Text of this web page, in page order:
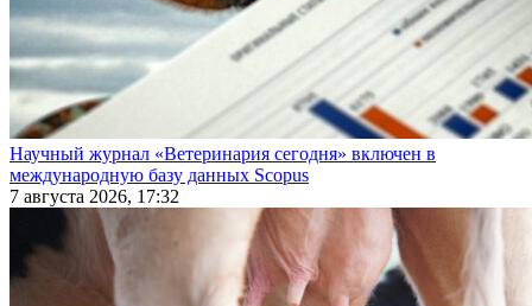
Научный журнал «Ветеринария сегодня» включен в
международную базу данных Scopus
7 августа 2026, 17:32